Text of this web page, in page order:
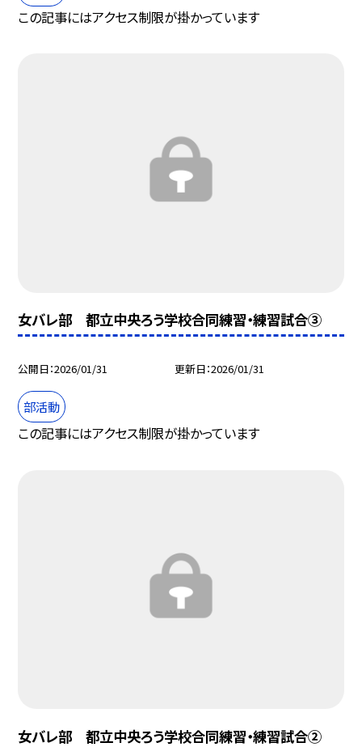
この記事にはアクセス制限が掛かっています
女バレ部 都立中央ろう学校合同練習・練習試合③
公開日 2026/01/31 更新日 2026/01/31
部活動
この記事にはアクセス制限が掛かっています
女バレ部 都立中央ろう学校合同練習・練習試合②